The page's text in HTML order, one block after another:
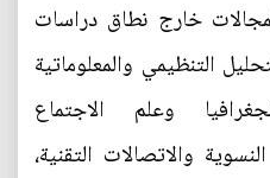
خارج نطاق دراسات
التنظيمي والمعلوماتية
وعلم الاجتماع
والاتصالات التقنية،